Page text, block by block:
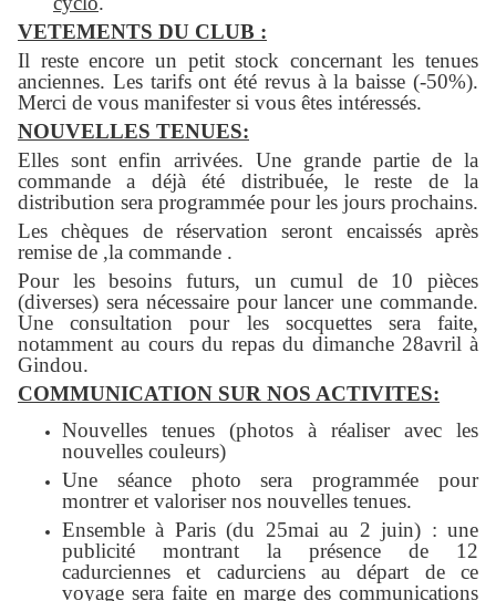
VETEMENTS DU CLUB :
Il reste encore un petit stock concernant les tenues
anciennes. Les tarifs ont été revus à la baisse (-50%).
Merci de vous manifester si vous êtes intéressés.
NOUVELLES TENUES:
Elles sont enfin arrivées. Une grande partie de la
commande a déjà été distribuée, le reste de la
distribution sera programmée pour les jours prochains.
Les chèques de réservation seront encaissés après
remise de ,la commande .
Pour les besoins futurs, un cumul de 10 pièces
(diverses) sera nécessaire pour lancer une commande.
Une consultation pour les socquettes sera faite,
notamment au cours du repas du dimanche 28avril à
Gindou.
COMMUNICATION SUR NOS ACTIVITES:
Nouvelles tenues (photos à réaliser avec les
nouvelles couleurs)
Une séance photo sera programmée pour
montrer et valoriser nos nouvelles tenues.
Ensemble à Paris (du 25mai au 2 juin) : une
publicité montrant la présence de 12
cadurciennes et cadurciens au départ de ce
voyage sera faite en marge des communications